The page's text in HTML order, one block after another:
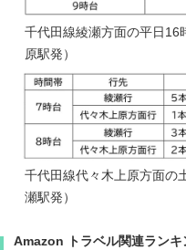
千代田線綾瀬方面の平日16
原駅発）
千代田線代々木上原方面の
瀬駅発）
Amazon トラベル関連ランキ